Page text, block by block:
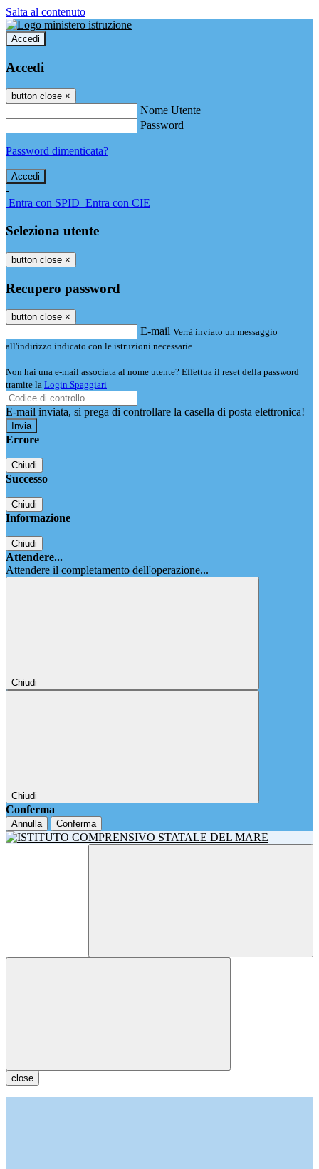
Salta al contenuto
Accedi
Accedi
button close ×
Nome Utente
Password
Password dimenticata?
-
Entra con SPID Entra con CIE
Seleziona utente
button close ×
Recupero password
button close ×
E-mail Verrà inviato un messaggio
all'indirizzo indicato con le istruzioni necessarie.
Non hai una e-mail associata al nome utente? Effettua il reset della password
tramite la Login Spaggiari
E-mail inviata, si prega di controllare la casella di posta elettronica!
Errore
Chiudi
Successo
Chiudi
Informazione
Chiudi
Attendere...
Attendere il completamento dell'operazione...
Chiudi
Chiudi
Conferma
Annulla Conferma
close